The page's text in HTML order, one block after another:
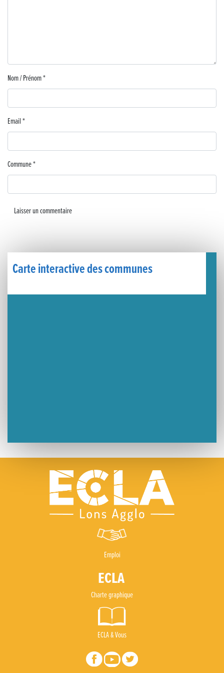
Nouvelle signalétique rue Pasteur pour la Médiathèque Cinéma 4C
Summer Camp NBA Basketball School à Lons-le-Saunier !
🧗‍♂️ Open d’escalade
BOCA no BECO pour le lancement du Couleurs Jazz Festival !
Une visite pleine de saveurs à La Ferme du Coq Bressan à Courlaoux !
Le Carnavélo 2025 a illuminé Lons-le-Saunier !
Carte interactive des communes
Nom / Prénom*
Email*
Commune*
Emploi
Charte graphique
ECLA & Vous